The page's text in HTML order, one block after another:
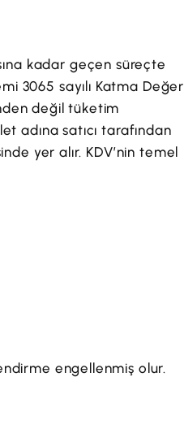
kadar geçen süreçte
3065 sayılı Katma Değer
değil tüketim
adına satıcı tarafından
yer alır. KDV’nin temel
engellenmiş olur.